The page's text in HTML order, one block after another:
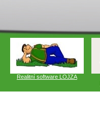
Realitní software LOJZA